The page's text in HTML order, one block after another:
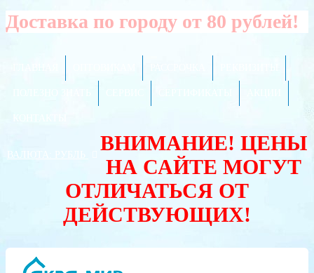
Доставка по городу от 80 рублей!
ВАЛЮТА:
ВНИМАНИЕ! ЦЕНЫ
НА САЙТЕ МОГУТ
ОТЛИЧАТЬСЯ ОТ
ДЕЙСТВУЮЩИХ!